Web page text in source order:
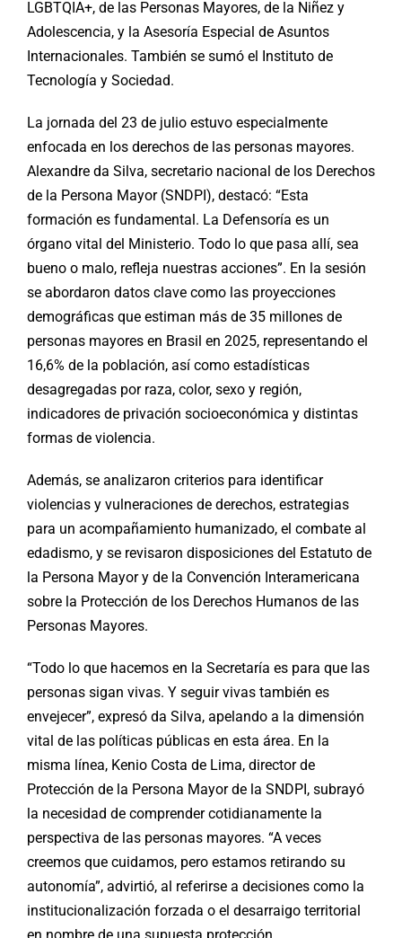
LGBTQIA+, de las Personas Mayores, de la Niñez y
Adolescencia, y la Asesoría Especial de Asuntos
Internacionales. También se sumó el Instituto de
Tecnología y Sociedad.
La jornada del 23 de julio estuvo especialmente
enfocada en los derechos de las personas mayores.
Alexandre da Silva, secretario nacional de los Derechos
de la Persona Mayor (SNDPI), destacó: “Esta
formación es fundamental. La Defensoría es un
órgano vital del Ministerio. Todo lo que pasa allí, sea
bueno o malo, refleja nuestras acciones”. En la sesión
se abordaron datos clave como las proyecciones
demográficas que estiman más de 35 millones de
personas mayores en Brasil en 2025, representando el
16,6% de la población, así como estadísticas
desagregadas por raza, color, sexo y región,
indicadores de privación socioeconómica y distintas
formas de violencia.
Además, se analizaron criterios para identificar
violencias y vulneraciones de derechos, estrategias
para un acompañamiento humanizado, el combate al
edadismo, y se revisaron disposiciones del Estatuto de
la Persona Mayor y de la Convención Interamericana
sobre la Protección de los Derechos Humanos de las
Personas Mayores.
“Todo lo que hacemos en la Secretaría es para que las
personas sigan vivas. Y seguir vivas también es
envejecer”, expresó da Silva, apelando a la dimensión
vital de las políticas públicas en esta área. En la
misma línea, Kenio Costa de Lima, director de
Protección de la Persona Mayor de la SNDPI, subrayó
la necesidad de comprender cotidianamente la
perspectiva de las personas mayores. “A veces
creemos que cuidamos, pero estamos retirando su
autonomía”, advirtió, al referirse a decisiones como la
institucionalización forzada o el desarraigo territorial